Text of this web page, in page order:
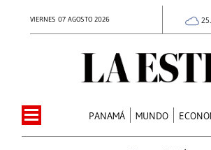
VIERNES 07 AGOSTO 2026
PANAMÁ MUNDO